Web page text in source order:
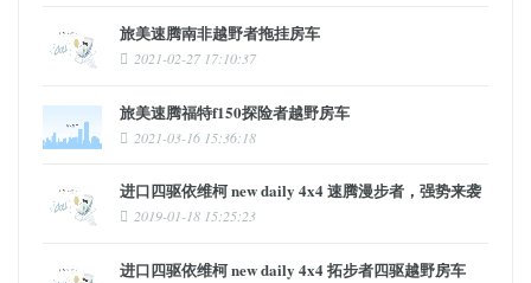
旅美速腾南非越野者拖挂房车
2021-02-27 17:10:37
旅美速腾福特f150探险者越野房车
2021-03-16 15:36:18
进口四驱依维柯 new daily 4x4 速腾漫步者，强势来袭
2019-01-18 15:25:23
进口四驱依维柯 new daily 4x4 拓步者四驱越野房车